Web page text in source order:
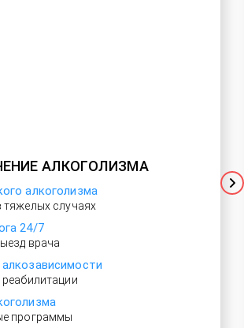
АЛКОГОЛИЗМА
алкоголизма
случаях
24/7
врача
программы